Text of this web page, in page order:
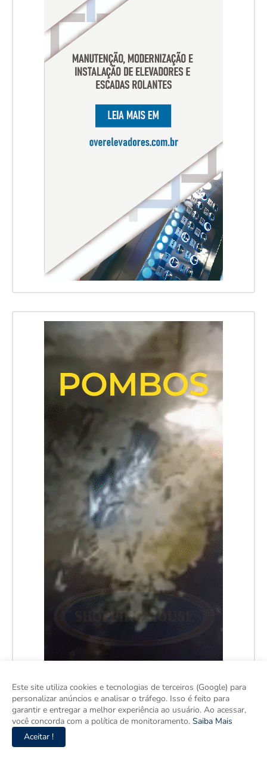
Este site utiliza cookies e tecnologias de terceiros (Google) para
personalizar anúncios e analisar o tráfego. Isso é feito para
garantir e entregar a melhor experiência ao usuário. Ao acessar,
você concorda com a política de monitoramento. Saiba Mais
Aceitar !